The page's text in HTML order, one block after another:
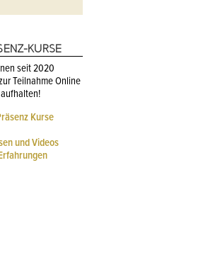
KURSE
seit 2020
Teilnahme Online
Kurse
und Videos